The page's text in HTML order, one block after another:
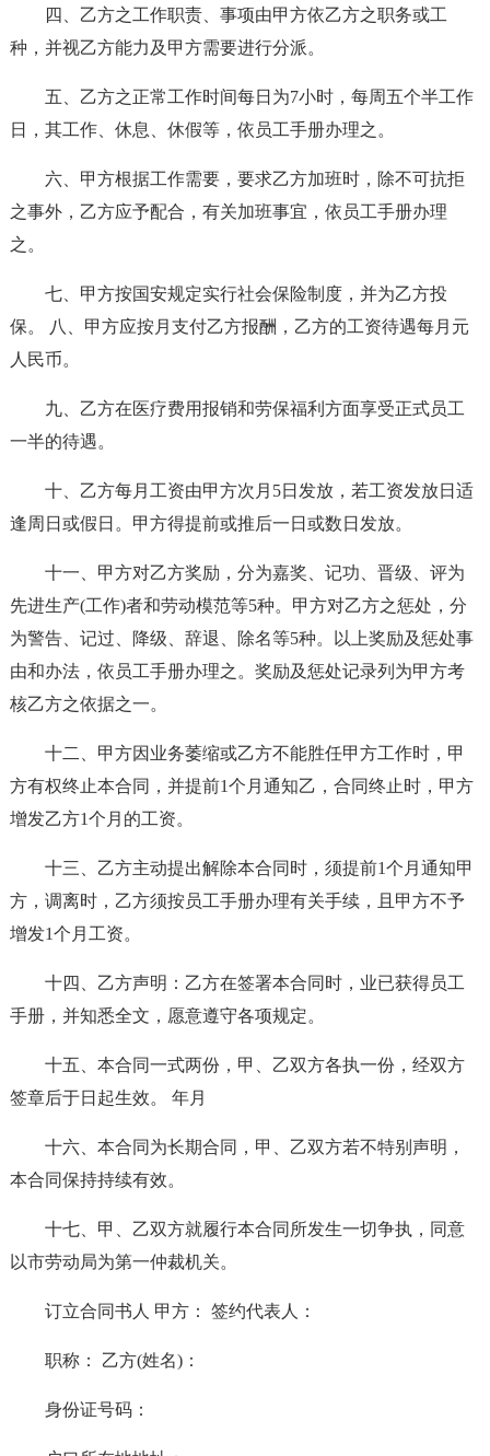
四、乙方之工作职责、事项由甲方依乙方之职务或工
种，并视乙方能力及甲方需要进行分派。
五、乙方之正常工作时间每日为7小时，每周五个半工作
日，其工作、休息、休假等，依员工手册办理之。
六、甲方根据工作需要，要求乙方加班时，除不可抗拒
之事外，乙方应予配合，有关加班事宜，依员工手册办理
之。
七、甲方按国安规定实行社会保险制度，并为乙方投
保。 八、甲方应按月支付乙方报酬，乙方的工资待遇每月元
人民币。
九、乙方在医疗费用报销和劳保福利方面享受正式员工
一半的待遇。
十、乙方每月工资由甲方次月5日发放，若工资发放日适
逢周日或假日。甲方得提前或推后一日或数日发放。
十一、甲方对乙方奖励，分为嘉奖、记功、晋级、评为
先进生产(工作)者和劳动模范等5种。甲方对乙方之惩处，分
为警告、记过、降级、辞退、除名等5种。以上奖励及惩处事
由和办法，依员工手册办理之。奖励及惩处记录列为甲方考
核乙方之依据之一。
十二、甲方因业务萎缩或乙方不能胜任甲方工作时，甲
方有权终止本合同，并提前1个月通知乙，合同终止时，甲方
增发乙方1个月的工资。
十三、乙方主动提出解除本合同时，须提前1个月通知甲
方，调离时，乙方须按员工手册办理有关手续，且甲方不予
增发1个月工资。
十四、乙方声明：乙方在签署本合同时，业已获得员工
手册，并知悉全文，愿意遵守各项规定。
十五、本合同一式两份，甲、乙双方各执一份，经双方
签章后于日起生效。 年月
十六、本合同为长期合同，甲、乙双方若不特别声明，
本合同保持持续有效。
十七、甲、乙双方就履行本合同所发生一切争执，同意
以市劳动局为第一仲裁机关。
订立合同书人 甲方： 签约代表人：
职称： 乙方(姓名)：
身份证号码：